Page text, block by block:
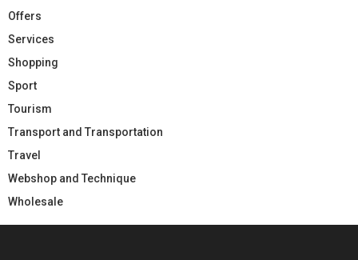
Offers
Services
Shopping
Sport
Tourism
Transport and Transportation
Travel
Webshop and Technique
Wholesale